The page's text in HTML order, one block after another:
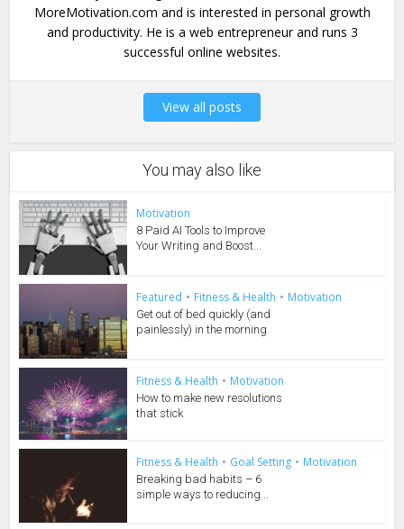
MoreMotivation.com and is interested in personal growth
and productivity. He is a web entrepreneur and runs 3
successful online websites.
View all posts
You may also like
Motivation
8 Paid AI Tools to Improve
Your Writing and Boost...
Featured • Fitness & Health • Motivation
Get out of bed quickly (and
painlessly) in the morning
Fitness & Health • Motivation
How to make new resolutions
that stick
Fitness & Health • Goal Setting • Motivation
Breaking bad habits – 6
simple ways to reducing...